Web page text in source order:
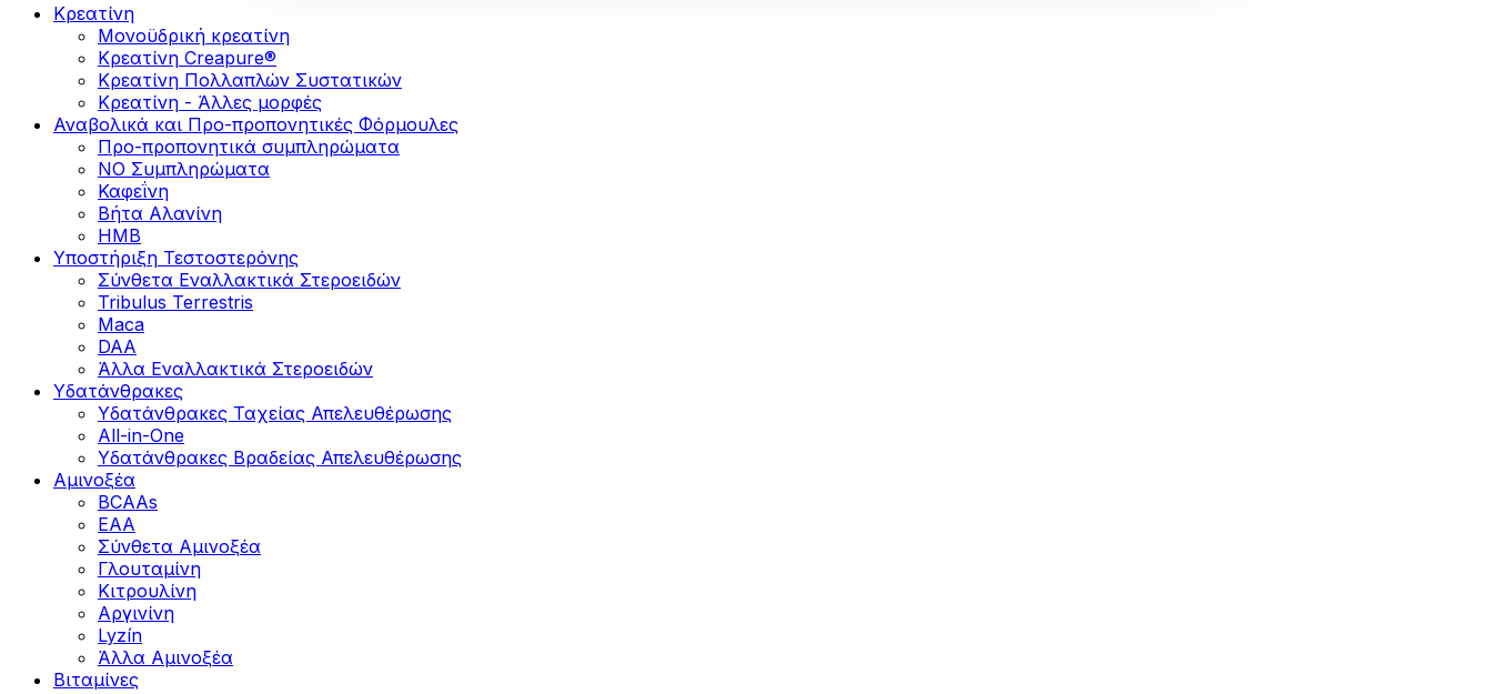
Κρεατίνη
Μονοϋδρική κρεατίνη
Κρεατίνη Creapure®
Κρεατίνη Πολλαπλών Συστατικών
Κρεατίνη - Άλλες μορφές
Αναβολικά και Προ-προπονητικές Φόρμουλες
Προ-προπονητικά συμπληρώματα
ΝΟ Συμπληρώματα
Καφεΐνη
Βήτα Αλανίνη
HMB
Υποστήριξη Τεστοστερόνης
Σύνθετα Εναλλακτικά Στεροειδών
Tribulus Terrestris
Maca
DAA
Άλλα Εναλλακτικά Στεροειδών
Υδατάνθρακες
Υδατάνθρακες Ταχείας Απελευθέρωσης
All-in-One
Υδατάνθρακες Βραδείας Απελευθέρωσης
Αμινοξέα
BCAAs
EAA
Σύνθετα Αμινοξέα
Γλουταμίνη
Κιτρουλίνη
Αργινίνη
Lyzín
Άλλα Αμινοξέα
Βιταμίνες